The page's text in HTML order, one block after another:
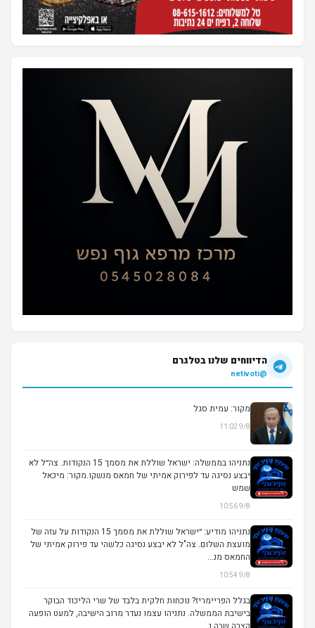
הדיווחים שלנו בטלגרם
@netivoti
▶
מקור: עמית סגל
9/8 11:02
נתניהו בממשלה: ישראל שוללת את מסמך 15 הנקודות. צה״ל לא
יבצע נסיגה עד לפירוק אמיתי של חמאס מנשקו.מקור: מיכאל
שמש
9/8 10:56
נתניהו מודיע: ״ישראל שוללת את מסמך 15 הנקודות על עזה של
מועצת השלום. צה"ל לא יבצע נסיגה כלשהי עד פירוק אמיתי של
החמאס מנ...
9/8 10:54
בגלל הפריימריז? נוכחות חלקית בלבד של שרי הליכוד הבוקר
בישיבת הממשלה. נתניהו עצמו נעדר מרוב הישיבה, למעט הופעה